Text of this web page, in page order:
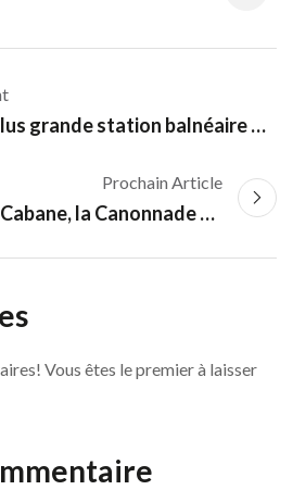
Varadero, la plus grande station balnéaire de Cuba, paradis tropical des Caraïbes
Prochain Article
La Havane la nuit, la Cabane, la Canonnade de 9 heures. Le malecon de La Havane
Vous êtes le premier à laisser